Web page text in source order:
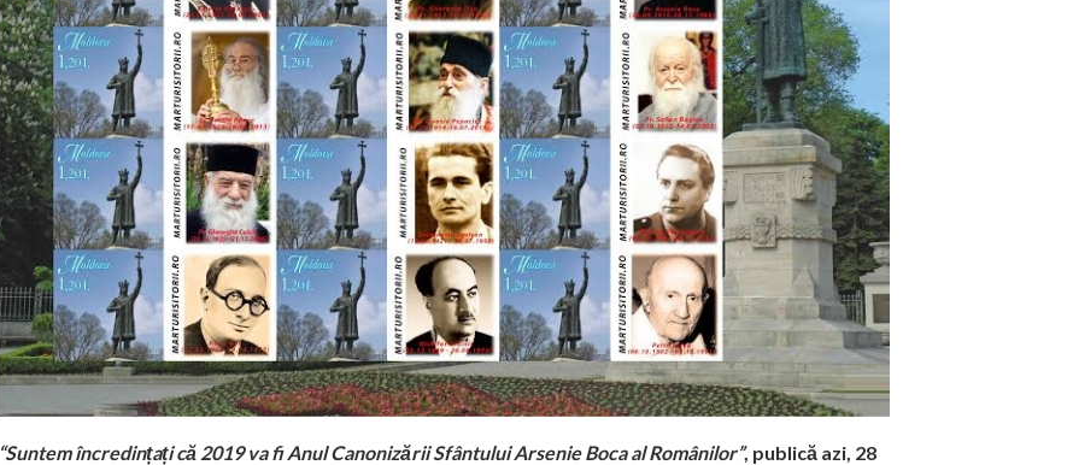
“Suntem încredințați că 2019 va fi Anul Canonizării Sfântului Arsenie Boca al Românilor”, publică azi, 28